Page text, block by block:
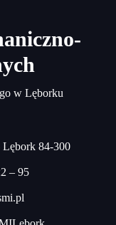
w Lęborku
84-300
– 95